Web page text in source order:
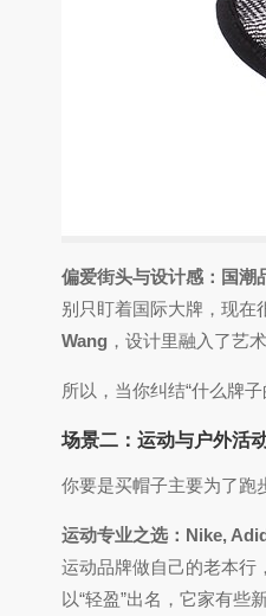
偏爱街头与设计感：国潮
别只盯着国际大牌，现在
Wang ，设计里融入了艺
所以，当你纠结“什么牌
场景二：运动与户外活
你要是买帽子主要为了跑
运动专业之选：Nike,
运动品牌做自己的老本行
以“轻盈”出名，它家有